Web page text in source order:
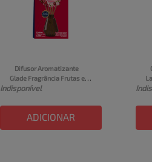
Difusor Aromatizante
Glade Fragrância Frutas e
Flores Contém 1 Frasco com
Indisponível
ADICIONAR